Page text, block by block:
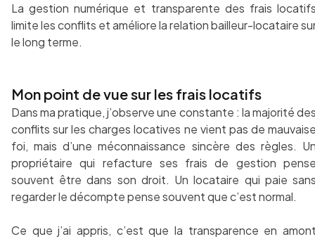
La gestion numérique et transparente des frais
limite les conflits et améliore la relation bailleur-locataire
le long terme.
Mon point de vue sur les frais locatifs
Dans ma pratique, j’observe une constante : la majorité
conflits sur les charges locatives ne vient pas de
foi, mais d’une méconnaissance sincère des règles.
propriétaire qui refacture ses frais de gestion
souvent être dans son droit. Un locataire qui paie
regarder le décompte pense souvent que c’est normal.
Ce que j’ai appris, c’est que la transparence en